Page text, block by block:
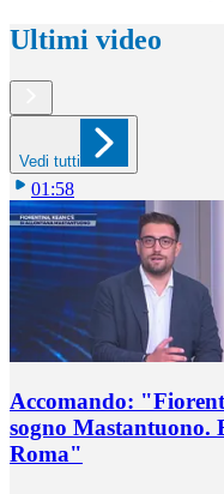
Ultimi video
Vedi tutti
01:58
Accomando:
sogno Mastantuono.
Roma"